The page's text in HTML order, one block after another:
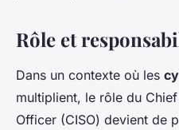
Rôle et
Dans un contexte où les
multiplient, le rôle du
Officer (CISO) devient de